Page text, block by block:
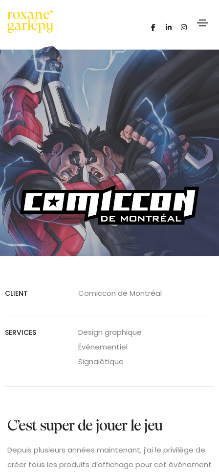
CLIENT Comiccon de Montréal
SERVICES
Design graphique
Événementiel
Signalétique
C’est super de jouer le jeu
Depuis plusieurs années maintenant, j’ai le privilège de
créer tous les produits d’affichage pour cet événement